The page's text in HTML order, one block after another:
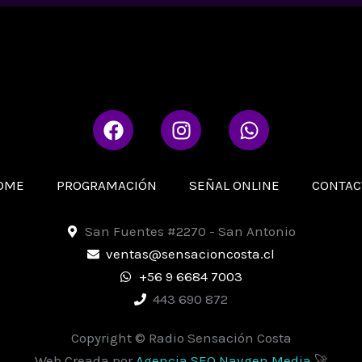
F
a
e
o
k
I
n
r
a
m
W
h
t
p
p
PROGRAMACIÓN SEÑAL ONLINE
San Fuentes #2270 - San Antonio
ventas@sensacioncosta.cl
+56 9 6684 7003
443 690 872
Copyright © Radio Sensación Costa